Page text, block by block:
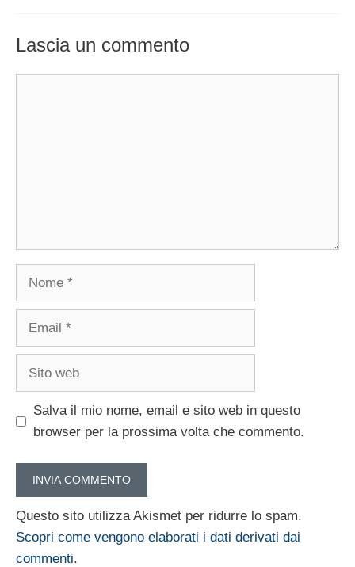
Lascia un commento
Nome
Email
Sito
Salva il mio nome, email e sito web in questo
browser per la prossima volta che commento.
Questo sito utilizza Akismet per ridurre lo spam.
Scopri come vengono elaborati i dati derivati dai
commenti.